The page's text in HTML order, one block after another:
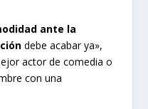
ante la
debe acabar ya»,
actor de comedia o
con una